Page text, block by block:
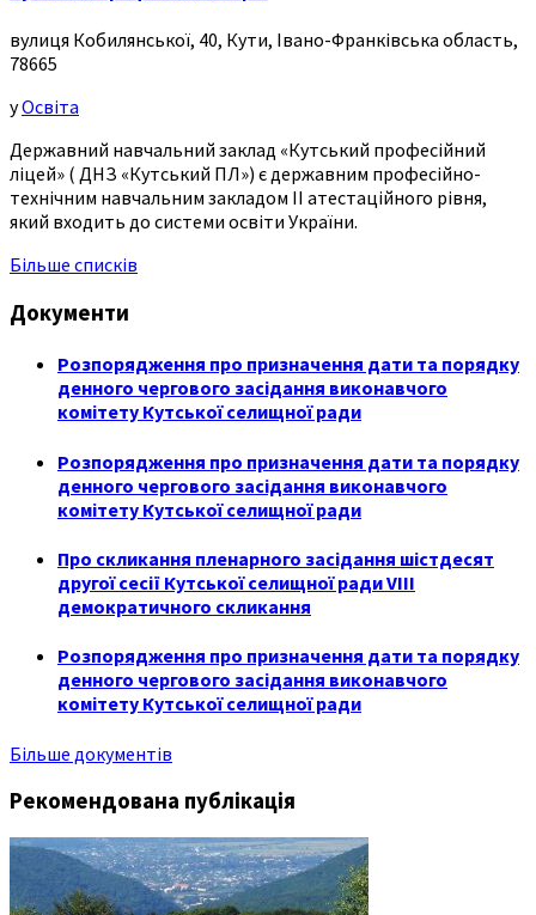
вулиця Кобилянської, 40, Кути, Івано-Франківська область,
78665
уОсвіта
Державний навчальний заклад «Кутський професійний
ліцей» ( ДНЗ «Кутський ПЛ») є державним професійно-
технічним навчальним закладом ІІ атестаційного рівня,
який входить до системи освіти України.
Більше списків
Документи
Розпорядження про призначення дати та порядку
денного чергового засідання виконавчого
комітету Кутської селищної ради
Розпорядження про призначення дати та порядку
денного чергового засідання виконавчого
комітету Кутської селищної ради
Про скликання пленарного засідання шістдесят
другої сесії Кутської селищної ради VIII
демократичного скликання
Розпорядження про призначення дати та порядку
денного чергового засідання виконавчого
комітету Кутської селищної ради
Більше документів
Рекомендована публікація